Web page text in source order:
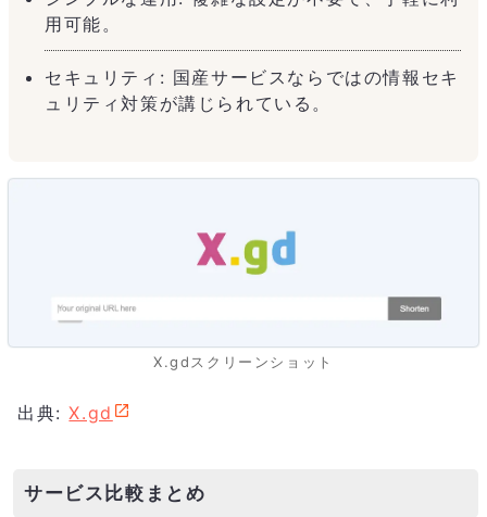
用可能。
セキュリティ: 国産サービスならではの情報セキ
ュリティ対策が講じられている。
X.gdスクリーンショット
出典:X.gd
サービス比較まとめ